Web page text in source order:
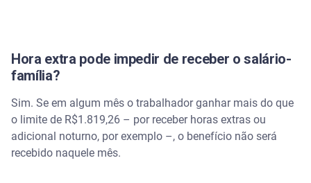
Hora extra pode impedir de receber o salário-
família?
Sim. Se em algum mês o trabalhador ganhar mais do que
o limite de R$1.819,26 – por receber horas extras ou
adicional noturno, por exemplo –, o benefício não será
recebido naquele mês.